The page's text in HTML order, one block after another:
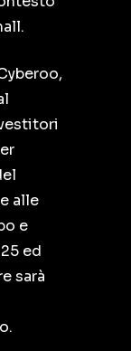
alle
e
ed
sarà